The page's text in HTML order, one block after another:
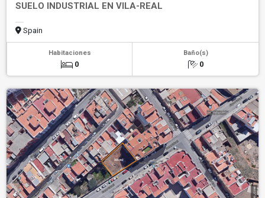
SUELO INDUSTRIAL EN VILA-REAL
Spain
Habitaciones
0
Baño(s)
0